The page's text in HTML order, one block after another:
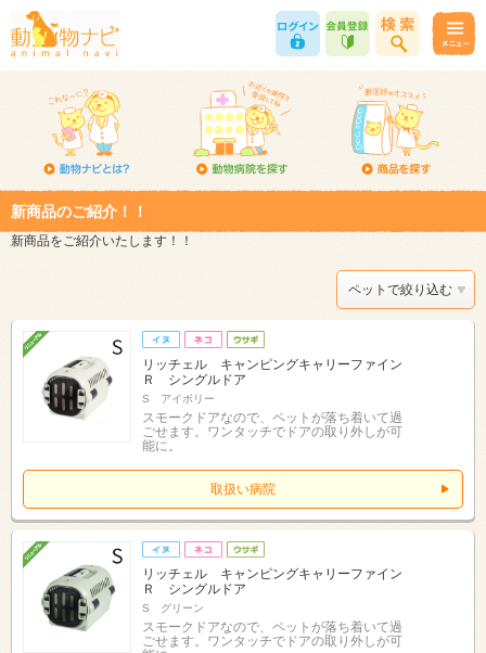
新商品のご紹介！！
新商品をご紹介いたします！！
ペットで絞り込む
リッチェル キャンピングキャリーファイン
Ｒ シングルドア
S アイボリー
スモークドアなので、ペットが落ち着いて過
ごせます。ワンタッチでドアの取り外しが可
能に。
取扱い病院
リッチェル キャンピングキャリーファイン
Ｒ シングルドア
S グリーン
スモークドアなので、ペットが落ち着いて過
ごせます。ワンタッチでドアの取り外しが可